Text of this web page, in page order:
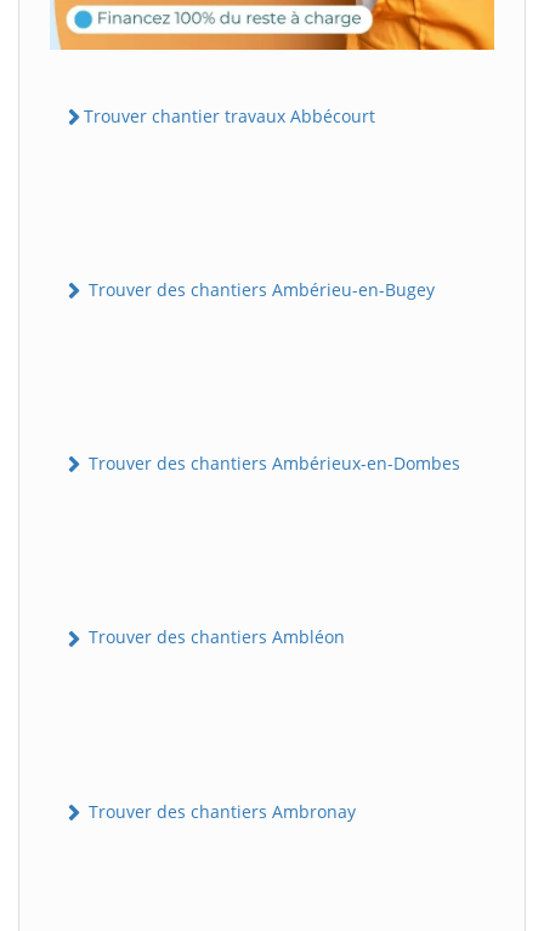
Trouver chantier travaux Abbécourt
Trouver des chantiers Ambérieu-en-Bugey
Trouver des chantiers Ambérieux-en-Dombes
Trouver des chantiers Ambléon
Trouver des chantiers Ambronay